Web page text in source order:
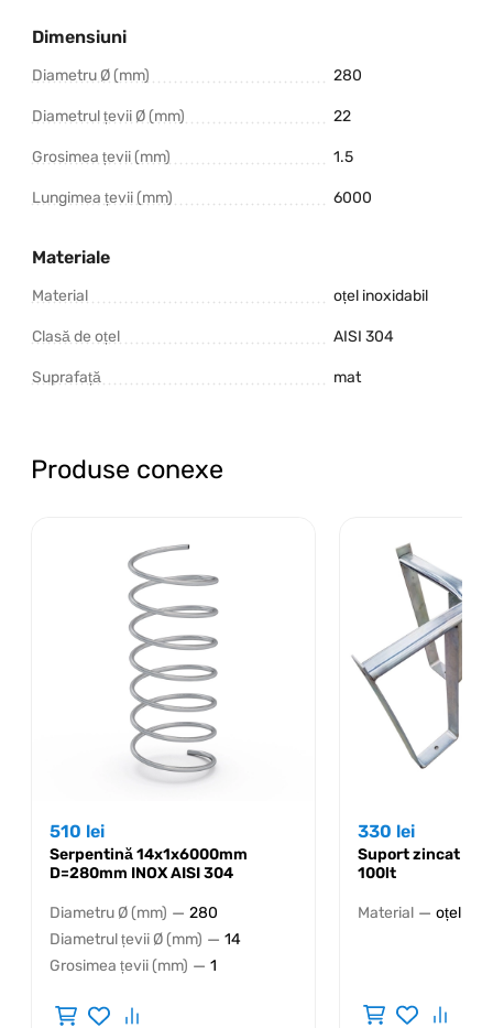
Dimensiuni
Diametru Ø (mm) 280
Diametrul țevii Ø (mm) 22
Grosimea țevii (mm) 1.5
Lungimea țevii (mm) 6000
Materiale
Material oțel inoxidabil
Clasă de oțel AISI 304
Suprafață mat
Produse conexe
510 lei
Serpentină 14x1x6000mm
D=280mm INOX AISI 304
Diametru Ø (mm) — 280
Diametrul țevii Ø (mm) — 14
Grosimea țevii (mm) — 1
330 lei
Suport zincat
100lt
Material — oțel